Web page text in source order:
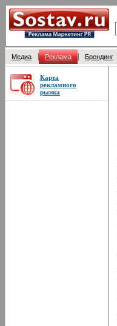
Медиа Реклама Брендинг
Карта
рекламного
рынка